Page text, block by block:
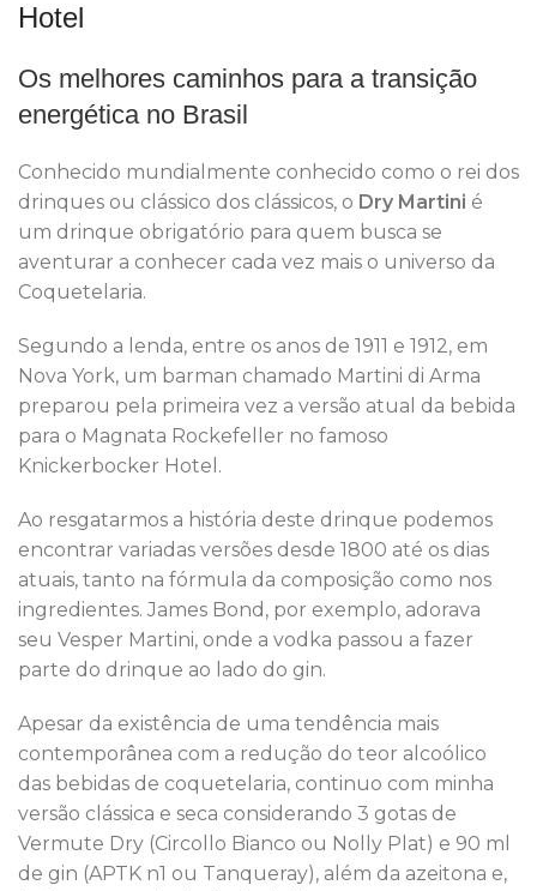
Hotel
Os melhores caminhos para a transição
energética no Brasil
Conhecido mundialmente conhecido como o rei dos
drinques ou clássico dos clássicos, o Dry Martini é
um drinque obrigatório para quem busca se
aventurar a conhecer cada vez mais o universo da
Coquetelaria.
Segundo a lenda, entre os anos de 1911 e 1912, em
Nova York, um barman chamado Martini di Arma
preparou pela primeira vez a versão atual da bebida
para o Magnata Rockefeller no famoso
Knickerbocker Hotel.
Ao resgatarmos a história deste drinque podemos
encontrar variadas versões desde 1800 até os dias
atuais, tanto na fórmula da composição como nos
ingredientes. James Bond, por exemplo, adorava
seu Vesper Martini, onde a vodka passou a fazer
parte do drinque ao lado do gin.
Apesar da existência de uma tendência mais
contemporânea com a redução do teor alcoólico
das bebidas de coquetelaria, continuo com minha
versão clássica e seca considerando 3 gotas de
Vermute Dry (Circollo Bianco ou Nolly Plat) e 90 ml
de gin (APTK n1 ou Tanqueray), além da azeitona e,